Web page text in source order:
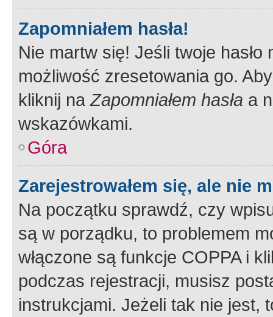
Zapomniałem hasła!
Nie martw się! Jeśli twoje
możliwość zresetowania go.
kliknij naZapomniałem hasła a
wskazówkami.
Góra
Zarejestrowałem się, ale nie
Na początku sprawdź, czy
są w porządku, to problemem
włączone są funkcje COPPA i
podczas rejestracji, musisz
instrukcjami. Jeżeli tak nie jest,